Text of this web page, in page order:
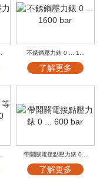
不銹鋼壓力錶 0 ... 1...
了解更多
帶開關電接點壓力錶 0...
了解更多